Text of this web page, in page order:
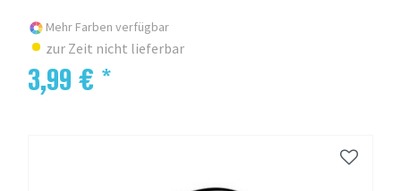
Mehr Farben verfügbar
zur Zeit nicht lieferbar
3,99 € *